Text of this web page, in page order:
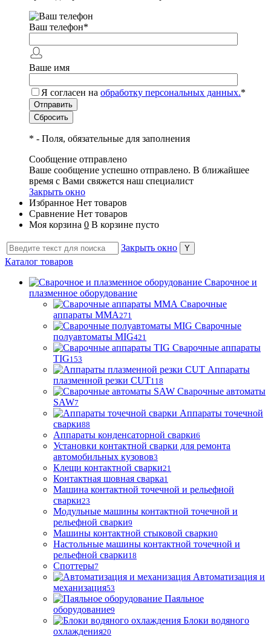
Ваш телефон*
Ваше имя
Я согласен на обработку персональных данных.*
* - Поля, обязательные для заполнения
Сообщение отправлено
Ваше сообщение успешно отправлено. В ближайшее
время с Вами свяжется наш специалист
Закрыть окно
Избранное Нет товаров
Сравнение Нет товаров
Моя корзина 0 В корзине пусто
Закрыть окно
Каталог товаров
Сварочное и
плазменное оборудование
Сварочные
аппараты MMA271
Сварочные
полуавтоматы MIG421
Сварочные аппараты
TIG153
Аппараты
плазменной резки CUT118
Сварочные автоматы
SAW7
Аппараты точечной
сварки88
Аппараты конденсаторной сварки6
Установки контактной сварки для ремонта
автомобильных кузовов3
Клещи контактной сварки21
Контактная шовная сварка1
Машина контактной точечной и рельефной
сварки23
Модульные машины контактной точечной и
рельефной сварки9
Машины контактной стыковой сварки0
Настольные машины контактной точечной и
рельефной сварки18
Споттеры7
Автоматизация и
механизация53
Паяльное
оборудование9
Блоки водяного
охлаждения20